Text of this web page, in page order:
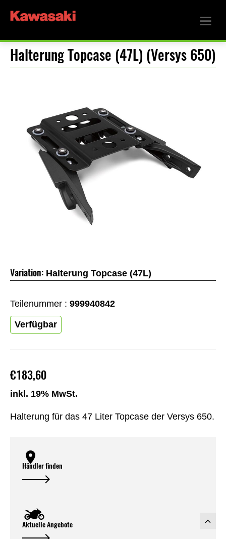
Halterung Topcase (47L) (Versys 650)
Halterung für das 47 Liter Topcase der Versys 650.
€183,60
inkl. 19% MwSt.
Variation: Halterung Topcase (47L)
Teilenummer : 999940842
Verfügbar
Händler finden
Aktuelle Angebote